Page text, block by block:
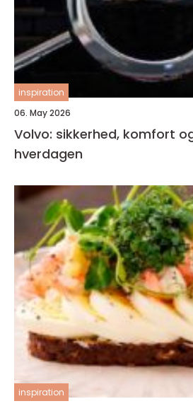
inspiration
06. May 2026
Volvo: sikkerhed, komfort
hverdagen
inspiration